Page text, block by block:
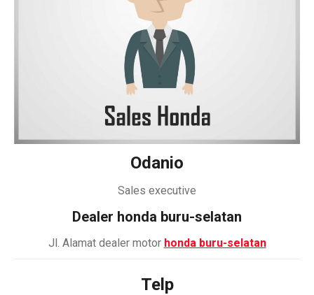
Odanio
Sales executive
Dealer honda buru-selatan
Jl. Alamat dealer motor honda buru-selatan
Telp